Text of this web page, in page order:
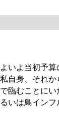
いよ当初予
自身、それ
臨むことに
いは鳥イン